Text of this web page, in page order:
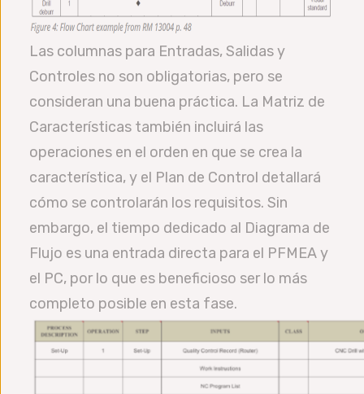
Las columnas para Entradas, Salidas y
Controles no son obligatorias, pero se
consideran una buena práctica. La Matriz de
Características también incluirá las
operaciones en el orden en que se crea la
característica, y el Plan de Control detallará
cómo se controlarán los requisitos. Sin
embargo, el tiempo dedicado al Diagrama de
Flujo es una entrada directa para el PFMEA y
el PC, por lo que es beneficioso ser lo más
completo posible en esta fase.